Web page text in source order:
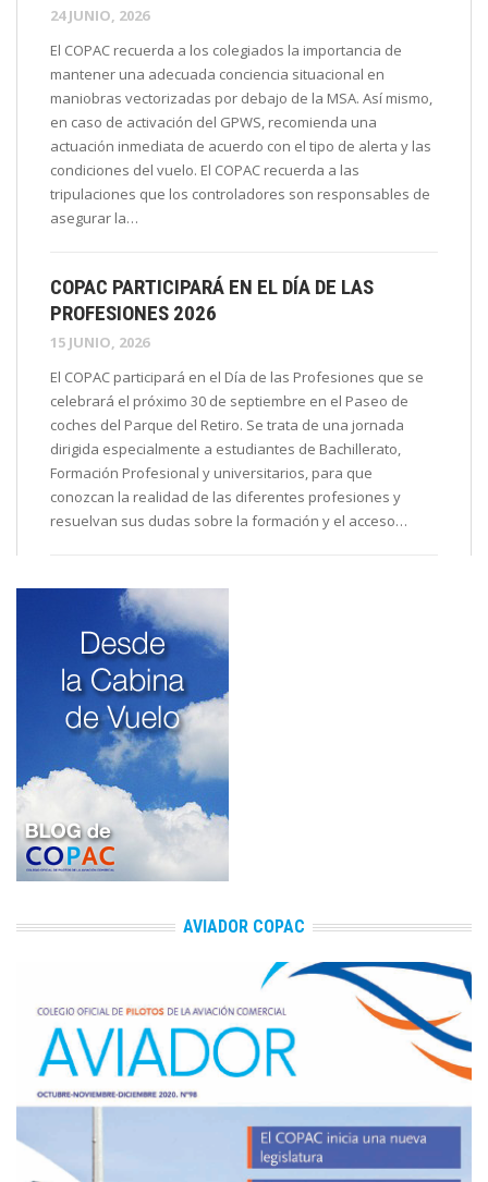
24 JUNIO, 2026
El COPAC recuerda a los colegiados la importancia de
mantener una adecuada conciencia situacional en
maniobras vectorizadas por debajo de la MSA. Así mismo,
en caso de activación del GPWS, recomienda una
actuación inmediata de acuerdo con el tipo de alerta y las
condiciones del vuelo. El COPAC recuerda a las
tripulaciones que los controladores son responsables de
asegurar la…
COPAC PARTICIPARÁ EN EL DÍA DE LAS
PROFESIONES 2026
15 JUNIO, 2026
El COPAC participará en el Día de las Profesiones que se
celebrará el próximo 30 de septiembre en el Paseo de
coches del Parque del Retiro. Se trata de una jornada
dirigida especialmente a estudiantes de Bachillerato,
Formación Profesional y universitarios, para que
conozcan la realidad de las diferentes profesiones y
resuelvan sus dudas sobre la formación y el acceso…
AVIADOR COPAC